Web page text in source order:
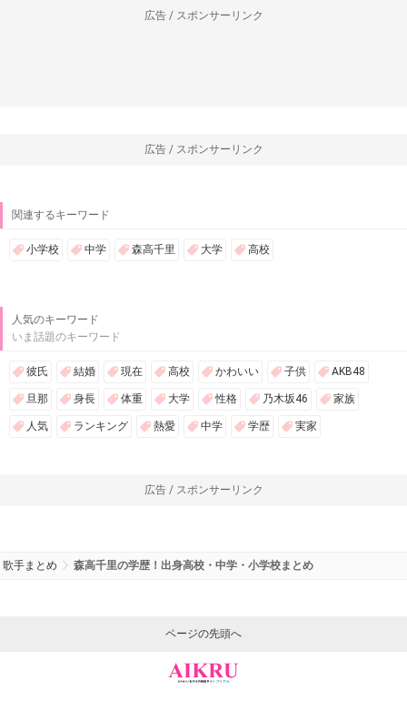
広告 / スポンサーリンク
広告 / スポンサーリンク
関連するキーワード
小学校 中学 森高千里 大学 高校
人気のキーワード
いま話題のキーワード
彼氏 結婚 現在 高校 かわいい 子供 AKB48
旦那 身長 体重 大学 性格 乃木坂46 家族
人気 ランキング 熱愛 中学 学歴 実家
広告 / スポンサーリンク
歌手まとめ 森高千里の学歴！出身高校・中学・小学校まとめ
ページの先頭へ